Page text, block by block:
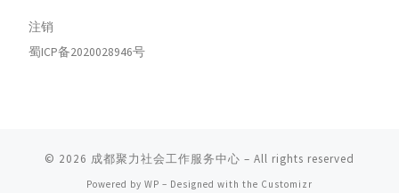
注销
蜀ICP备2020028946号
© 2026 成都聚力社会工作服务中心 – All rights reserved
Powered by WP – Designed with the Customizr